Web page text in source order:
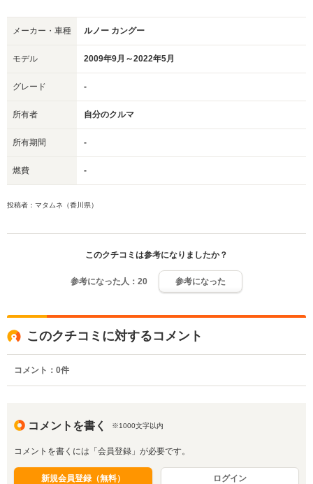
メーカー・車種 ルノー カングー
モデル 2009年9月～2022年5月
グレード -
所有者 自分のクルマ
所有期間 -
燃費 -
投稿者：マタムネ（香川県）
このクチコミは参考になりましたか？
参考になった人： 20 参考になった
このクチコミに対するコメント
コメント： 0件
コメントを書く ※1000文字以内
コメントを書くには「会員登録」が必要です。
新規会員登録（無料） ログイン